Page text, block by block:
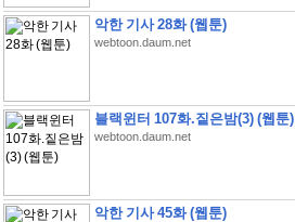
악한 기사 28화 (웹툰)
webtoon.daum.net
블랙윈터 107화.짙은밤(3) (웹툰)
webtoon.daum.net
악한 기사 45화 (웹툰)